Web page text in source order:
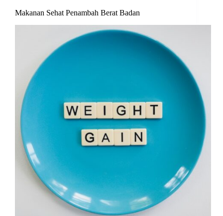
Makanan Sehat Penambah Berat Badan